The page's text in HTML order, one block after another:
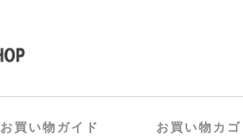
お買い物ガイド お買い物カゴ